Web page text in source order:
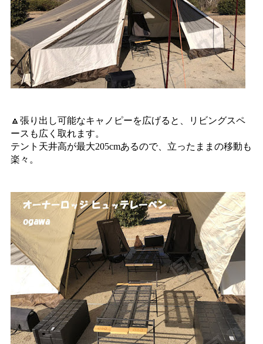
🔼張り出し可能なキャノピーを広げると、リビングスペ
ースも広く取れます。
テント天井高が最大205cmあるので、立ったままの移動も
楽々。